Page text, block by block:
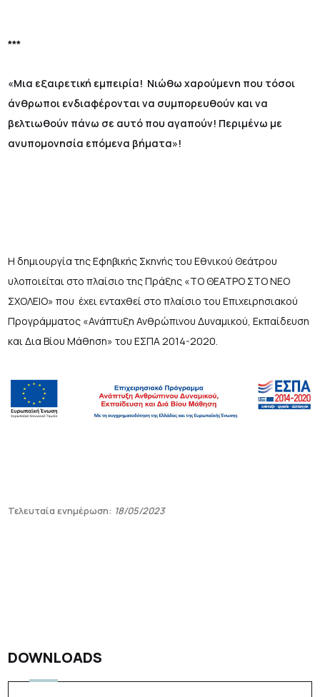
***
«Μια εξαιρετική εμπειρία! Νιώθω χαρούμενη που τόσοι
άνθρωποι ενδιαφέρονται να συμπορευθούν και να
βελτιωθούν πάνω σε αυτό που αγαπούν! Περιμένω με
ανυπομονησία επόμενα βήματα»!
Η δημιουργία της Εφηβικής Σκηνής του Εθνικού Θεάτρου
υλοποιείται στο πλαίσιο της Πράξης «ΤΟ ΘΕΑΤΡΟ ΣΤΟ ΝΕΟ
ΣΧΟΛΕΙΟ» που έχει ενταχθεί στο πλαίσιο του Επιχειρησιακού
Προγράμματος «Ανάπτυξη Ανθρώπινου Δυναμικού, Εκπαίδευση
και Δια Βίου Μάθηση» του ΕΣΠΑ 2014-2020.
Τελευταία ενημέρωση: 18/05/2023
DOWNLOADS